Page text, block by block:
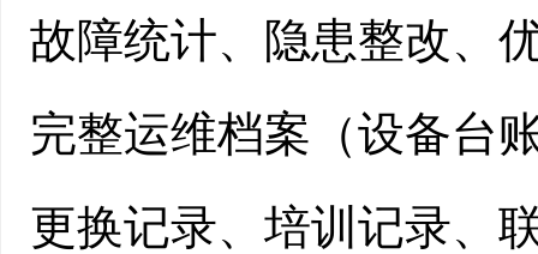
故障统计、隐患整改、
完整运维档案（设备台
更换记录、培训记录、